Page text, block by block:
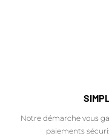
Notre démarche vous
paiements